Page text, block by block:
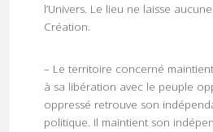
l’Univers. Le lieu ne laisse
Création.
– Le territoire concerné
à sa libération avec le peuple
oppressé retrouve son
politique. Il maintient son